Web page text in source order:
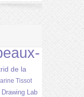
de la
Tissot
Drawing Lab